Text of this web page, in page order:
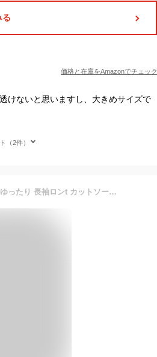
る
価格と在庫をAmazonでチェック
けないと思いますし、大きめサイズで
（2件）
送料無料 tシャツ レディース ロングtシャツ ゆったり 長袖ロンt カットソー 無地 ルームウェア 部屋着 インナー トップス 涼しい 透けない 大きいサイズ シンプル きれいめ 美シルエット 前後差 ゆるtシャツ ママ 母 20代 30代 40代